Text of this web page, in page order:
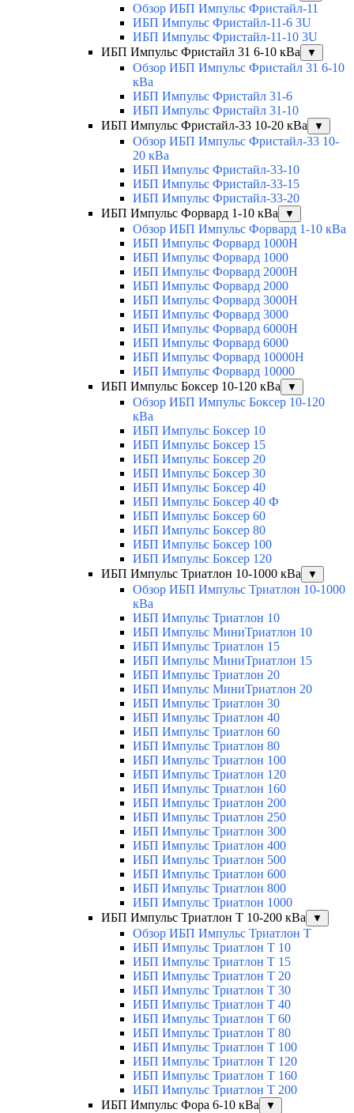
Обзор ИБП Импульс Фристайл-11
ИБП Импульс Фристайл-11-6 3U
ИБП Импульс Фристайл-11-10 3U
ИБП Импульс Фристайл 31 6-10 кВа
▼
Обзор ИБП Импульс Фристайл 31 6-10
кВа
ИБП Импульс Фристайл 31-6
ИБП Импульс Фристайл 31-10
ИБП Импульс Фристайл-33 10-20 кВа
▼
Обзор ИБП Импульс Фристайл-33 10-
20 кВа
ИБП Импульс Фристайл-33-10
ИБП Импульс Фристайл-33-15
ИБП Импульс Фристайл-33-20
ИБП Импульс Форвард 1-10 кВа
▼
Обзор ИБП Импульс Форвард 1-10 кВа
ИБП Импульс Форвард 1000H
ИБП Импульс Форвард 1000
ИБП Импульс Форвард 2000H
ИБП Импульс Форвард 2000
ИБП Импульс Форвард 3000H
ИБП Импульс Форвард 3000
ИБП Импульс Форвард 6000H
ИБП Импульс Форвард 6000
ИБП Импульс Форвард 10000H
ИБП Импульс Форвард 10000
ИБП Импульс Боксер 10-120 кВа
▼
Обзор ИБП Импульс Боксер 10-120
кВа
ИБП Импульс Боксер 10
ИБП Импульс Боксер 15
ИБП Импульс Боксер 20
ИБП Импульс Боксер 30
ИБП Импульс Боксер 40
ИБП Импульс Боксер 40 Ф
ИБП Импульс Боксер 60
ИБП Импульс Боксер 80
ИБП Импульс Боксер 100
ИБП Импульс Боксер 120
ИБП Импульс Триатлон 10-1000 кВа
▼
Обзор ИБП Импульс Триатлон 10-1000
кВа
ИБП Импульс Триатлон 10
ИБП Импульс МиниТриатлон 10
ИБП Импульс Триатлон 15
ИБП Импульс МиниТриатлон 15
ИБП Импульс Триатлон 20
ИБП Импульс МиниТриатлон 20
ИБП Импульс Триатлон 30
ИБП Импульс Триатлон 40
ИБП Импульс Триатлон 60
ИБП Импульс Триатлон 80
ИБП Импульс Триатлон 100
ИБП Импульс Триатлон 120
ИБП Импульс Триатлон 160
ИБП Импульс Триатлон 200
ИБП Импульс Триатлон 250
ИБП Импульс Триатлон 300
ИБП Импульс Триатлон 400
ИБП Импульс Триатлон 500
ИБП Импульс Триатлон 600
ИБП Импульс Триатлон 800
ИБП Импульс Триатлон 1000
ИБП Импульс Триатлон Т 10-200 кВа
▼
Обзор ИБП Импульс Триатлон Т
ИБП Импульс Триатлон Т 10
ИБП Импульс Триатлон Т 15
ИБП Импульс Триатлон Т 20
ИБП Импульс Триатлон Т 30
ИБП Импульс Триатлон Т 40
ИБП Импульс Триатлон Т 60
ИБП Импульс Триатлон Т 80
ИБП Импульс Триатлон Т 100
ИБП Импульс Триатлон Т 120
ИБП Импульс Триатлон Т 160
ИБП Импульс Триатлон Т 200
ИБП Импульс Фора 6-10 кВа
▼